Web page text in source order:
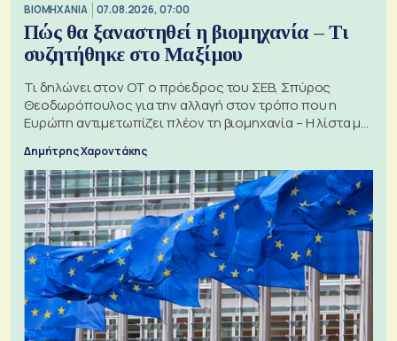
ΒΙΟΜΗΧΑΝΙΑ 07.08.2026, 07:00
Πώς θα ξαναστηθεί η βιομηχανία – Τι
συζητήθηκε στο Μαξίμου
Τι δηλώνει στον ΟΤ ο πρόεδρος του ΣΕΒ, Σπύρος
Θεοδωρόπουλος για την αλλαγή στον τρόπο που η
Ευρώπη αντιμετωπίζει πλέον τη βιομηχανία – Η λίστα με
Δημήτρης Χαροντάκης